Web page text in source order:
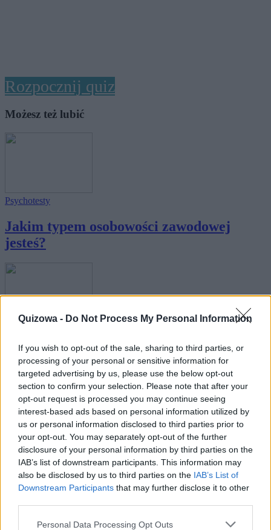
Quizowa - Do Not Process My Personal Information
If you wish to opt-out of the sale, sharing to third parties, or
processing of your personal or sensitive information for
targeted advertising by us, please use the below opt-out
section to confirm your selection. Please note that after your
opt-out request is processed you may continue seeing
interest-based ads based on personal information utilized by
us or personal information disclosed to third parties prior to
your opt-out. You may separately opt-out of the further
disclosure of your personal information by third parties on the
IAB’s list of downstream participants. This information may
also be disclosed by us to third parties on the IAB’s List of
Downstream Participants that may further disclose it to other
Personal Data Processing Opt Outs
Rozpocznij quiz
Możesz też lubić
Psychotesty
Jakim typem osobowości zawodowej
jesteś?
Jakim typem kobiety jesteś?
Psychotesty
Którym typem osobowości wg Sprangera
jesteś?